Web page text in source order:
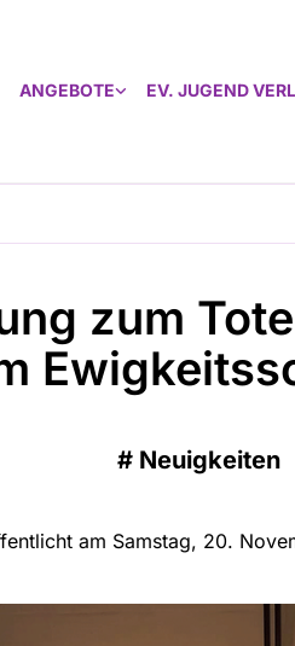
ANGEBOTE EV. JUGEND VERL
zum
# Neuigkeiten
am Samstag, 20.